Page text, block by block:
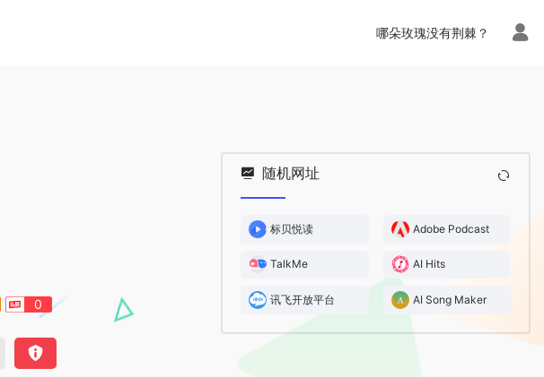
哪朵玫瑰没有荆棘？
0
随机网址
标贝悦读 Adobe Podcast
TalkMe AI Hits
讯飞开放平台 AI Song Maker